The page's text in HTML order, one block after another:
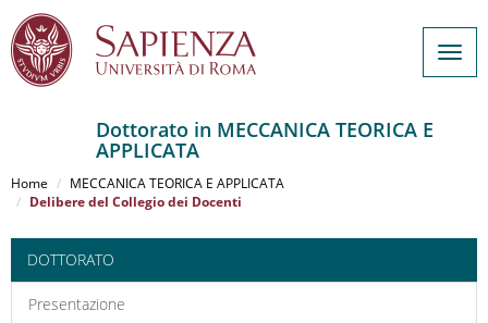
al
contenuto
Dottorato in MECCANICA TEORICA E
APPLICATA
Home
MECCANICA TEORICA E APPLICATA
Delibere del Collegio dei Docenti
DOTTORATO
Presentazione